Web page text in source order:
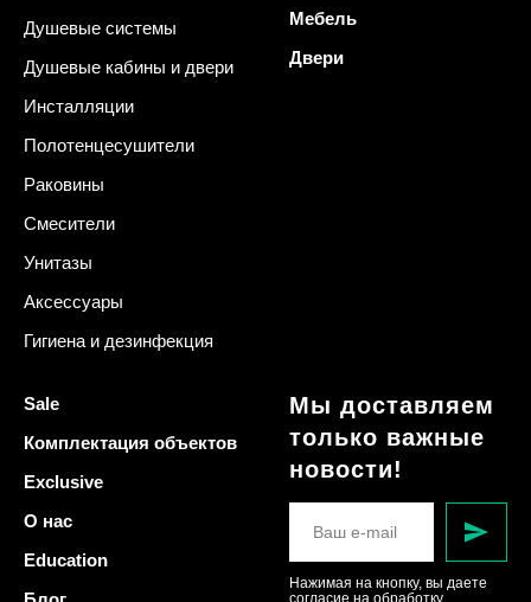
Душевые системы
Душевые кабины и двери
Инсталляции
Полотенцесушители
Раковины
Смесители
Унитазы
Аксессуары
Гигиена и дезинфекция
Мебель
Двери
Sale
Комплектация объектов
Exclusive
О нас
Education
Мы доставляем
только важные
новости!
Нажимая на кнопку, вы даете
согласие на обработку